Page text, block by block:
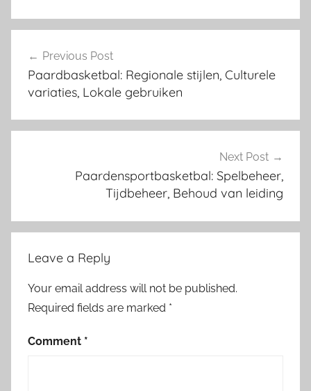
navigation
Previous Post
Paardbasketbal: Regionale stijlen, Culturele
variaties, Lokale gebruiken
Next Post
Paardensportbasketbal: Spelbeheer,
Tijdbeheer, Behoud van leiding
Leave a Reply
Your email address will not be published.
Required fields are marked *
Comment *